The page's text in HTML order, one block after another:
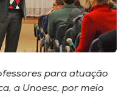
para atuação
a Unoesc, por meio